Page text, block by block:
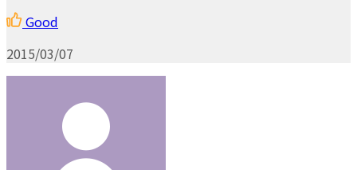
Good
2015/03/07